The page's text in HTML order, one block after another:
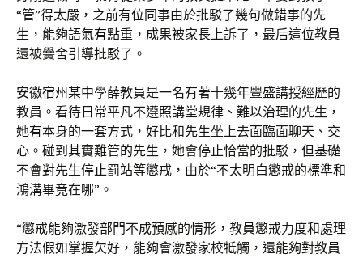
“管”得太嚴，之前有位同事由於批駁了幾句做錯事的先
生，能夠語氣有點重，成果被家長上訴了，最后這位教員
還被黌舍引導批駁了。
安徽宿州某中學薛教員是一名有著十幾年豐盛講授經歷的
教員。看待日常平凡不遵照講堂規律、難以治理的先生，
她有本身的一套方式，好比和先生坐上去面臨面聊天、交
心。碰到其實難管的先生，她會停止恰當的批駁，但基礎
不會對先生停止罰站等懲戒，由於“不太明白懲戒的標準和
鴻溝畢竟在哪”。
“懲戒能夠激發部門不成預感的情形，教員懲戒力度和處理
方法假如掌握欠好，能夠會激發家校牴觸，還能夠對教員